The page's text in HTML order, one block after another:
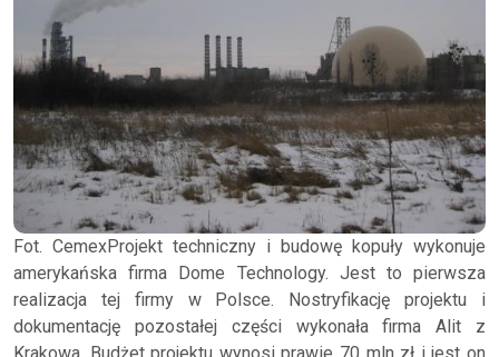
Fot. CemexProjekt techniczny i budowę kopuły wykonuje
amerykańska firma Dome Technology. Jest to pierwsza
realizacja tej firmy w Polsce. Nostryfikację projektu i
dokumentację pozostałej części wykonała firma Alit z